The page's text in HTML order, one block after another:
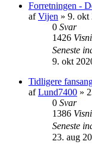
Forretningen -
afVijen » 9. okt
0 Svar
1426
Seneste
9. okt
Tidligere
afLund7400 »
0 Svar
1386
Seneste
23. aug